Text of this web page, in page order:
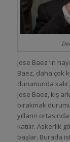
Jose Baez ‘in
Baez, daha çok
durumunda
Jose Baez, kış
bırakmak
yılların
katılır. Askerlik
başlar. Burada